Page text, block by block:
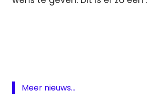
online
Meer nieuws...